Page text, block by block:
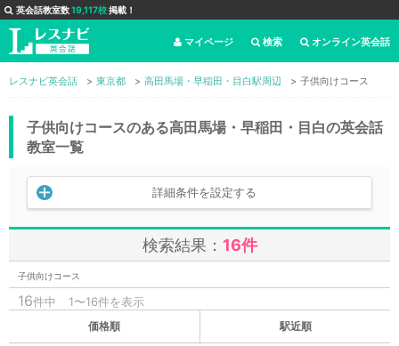
英会話教室数19,117校掲載！
オンライン英会話
検索
マイページ
レスナビ英会話 東京都 高田馬場・早稲田・目白駅周辺 子供向けコース
子供向けコースのある高田馬場・早稲田・目白の英会話
教室一覧
詳細条件を設定する
検索結果： 16件
子供向けコース
16件中 1〜16件を表示
価格順 駅近順